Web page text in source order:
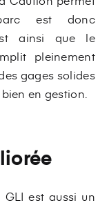
est donc
ainsi que le
pleinement
gages solides
en gestion.
est aussi un